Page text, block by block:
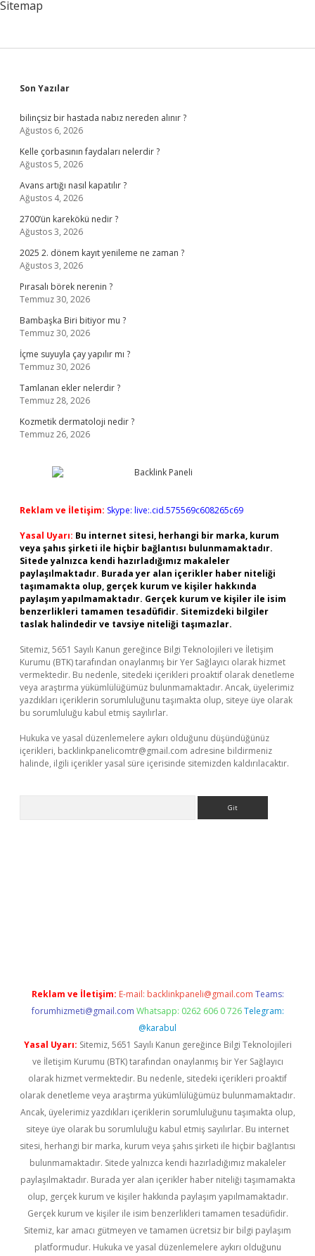
Sitemap
Sidebar
Son Yazılar
bilinçsiz bir hastada nabız nereden alınır ?
Ağustos 6, 2026
Kelle çorbasının faydaları nelerdir ?
Ağustos 5, 2026
Avans artığı nasıl kapatılır ?
Ağustos 4, 2026
2700’ün karekökü nedir ?
Ağustos 3, 2026
2025 2. dönem kayıt yenileme ne zaman ?
Ağustos 3, 2026
Pırasalı börek nerenin ?
Temmuz 30, 2026
Bambaşka Biri bitiyor mu ?
Temmuz 30, 2026
İçme suyuyla çay yapılır mı ?
Temmuz 30, 2026
Tamlanan ekler nelerdir ?
Temmuz 28, 2026
Kozmetik dermatoloji nedir ?
Temmuz 26, 2026
Reklam ve İletişim: Skype: live:.cid.575569c608265c69
Yasal Uyarı: Bu internet sitesi, herhangi bir marka, kurum
veya şahıs şirketi ile hiçbir bağlantısı bulunmamaktadır.
Sitede yalnızca kendi hazırladığımız makaleler
paylaşılmaktadır. Burada yer alan içerikler haber niteliği
taşımamakta olup, gerçek kurum ve kişiler hakkında
paylaşım yapılmamaktadır. Gerçek kurum ve kişiler ile isim
benzerlikleri tamamen tesadüfidir. Sitemizdeki bilgiler
taslak halindedir ve tavsiye niteliği taşımazlar.
Sitemiz, 5651 Sayılı Kanun gereğince Bilgi Teknolojileri ve İletişim
Kurumu (BTK) tarafından onaylanmış bir Yer Sağlayıcı olarak hizmet
vermektedir. Bu nedenle, sitedeki içerikleri proaktif olarak denetleme
veya araştırma yükümlülüğümüz bulunmamaktadır. Ancak, üyelerimiz
yazdıkları içeriklerin sorumluluğunu taşımakta olup, siteye üye olarak
bu sorumluluğu kabul etmiş sayılırlar.
Hukuka ve yasal düzenlemelere aykırı olduğunu düşündüğünüz
içerikleri, backlinkpanelicomtr@gmail.com adresine bildirmeniz
halinde, ilgili içerikler yasal süre içerisinde sitemizden kaldırılacaktır.
Reklam ve İletişim: E-mail: backlinkpaneli@gmail.com Teams:
forumhizmeti@gmail.com Whatsapp: 0262 606 0 726 Telegram:
@karabul
Yasal Uyarı: Sitemiz, 5651 Sayılı Kanun gereğince Bilgi Teknolojileri
ve İletişim Kurumu (BTK) tarafından onaylanmış bir Yer Sağlayıcı
olarak hizmet vermektedir. Bu nedenle, sitedeki içerikleri proaktif
olarak denetleme veya araştırma yükümlülüğümüz bulunmamaktadır.
Ancak, üyelerimiz yazdıkları içeriklerin sorumluluğunu taşımakta olup,
siteye üye olarak bu sorumluluğu kabul etmiş sayılırlar. Bu internet
sitesi, herhangi bir marka, kurum veya şahıs şirketi ile hiçbir bağlantısı
bulunmamaktadır. Sitede yalnızca kendi hazırladığımız makaleler
paylaşılmaktadır. Burada yer alan içerikler haber niteliği taşımamakta
olup, gerçek kurum ve kişiler hakkında paylaşım yapılmamaktadır.
Gerçek kurum ve kişiler ile isim benzerlikleri tamamen tesadüfidir.
Sitemiz, kar amacı gütmeyen ve tamamen ücretsiz bir bilgi paylaşım
platformudur. Hukuka ve yasal düzenlemelere aykırı olduğunu